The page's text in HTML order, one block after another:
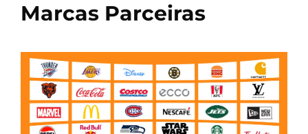
Marcas Parceiras